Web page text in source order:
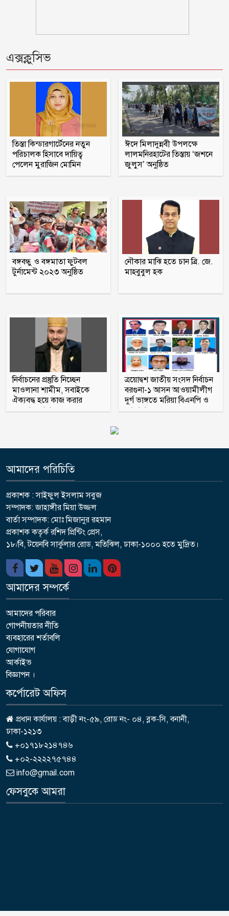
আহারে জীবন! একবছরে লাশ কঙ্কাল, কেউ
জুলাই জাদুঘরে কোনো ধরনের দলীয়
ইতিহাস দেখতে চাই না: নাহিদ ইসলাম
বিশ্বকাপে মেসিকে মেরে ফেলার ষড়যন্ত্র,
মুক্তিযুদ্ধ ছিল জনতার যুদ্ধ, কোনো রাজনৈতিক
দলের নয়: ভারপ্রাপ্ত রাষ্ট্রপতি
বরগুনায় অবহেলায় ভাগাড়ে পরিণত
তেতুলবাড়িয়া খেয়াঘাট, দুর্ভোগে শত শত
এক্সক্লুসিভ
তিস্তা কিন্ডারগার্টেনের নতুন
পরিচালক হিসাবে দায়িত্ব
পেলেন মুরাজিন মোমিন
ঈদে মিলাদুন্নবী উপলক্ষে
লালমনিরহাটের তিস্তায় ‘জশনে
জুলুস’ অনুষ্ঠিত
বঙ্গবন্ধু ও বঙ্গমাতা ফুটবল
টুর্নামেন্ট ২০২৩ অনুষ্ঠিত
নৌকার মাঝি হতে চান ব্রি. জে.
মাহবুবুল হক
নির্বাচনের প্রস্তুতি নিচ্ছেন
মাওলানা শামীম, সবাইকে
ঐক্যবদ্ধ হয়ে কাজ করার
অহব্বান জানান
ত্রয়োদ্বশ জাতীয় সংসদ নির্বাচন
বরগুনা-১ আসন আওয়ামীলীগ
দুর্গ ভাঙ্গতে মরিয়া বিএনপি ও
জামায়াত
আমাদের পরিচিতি
প্রকাশক : সাইফুল ইসলাম সবুজ
সম্পাদক: জাহাঙ্গীর মিয়া উজ্জল
বার্তা সম্পাদক: মোঃ মিজানুর রহমান
প্রকাশক কতৃর্ক রশিদ প্রিন্টিং প্রেস,
১৮/বি, টয়েনবি সার্কুলার রোড, মতিঝিল, ঢাকা-১০০০ হতে মুদ্রিত।
আমাদের সম্পর্কে
আমাদের পরিবার
গোপনীয়তার নীতি
ব্যবহারের শর্তাবলি
যোগাযোগ
আর্কাইভ
বিজ্ঞাপন ।
কর্পোরেট অফিস
প্রধান কার্যালয় : বাড়ী নং-৫৯, রোড নং- ০৪, ব্লক-সি, বনানী,
ঢাকা-১২১৩
+০১৭১৮২১৪৭৪৬
+০২-২২২২৭৫৭৪৪
info@gmail.com
ফেসবুকে আমরা